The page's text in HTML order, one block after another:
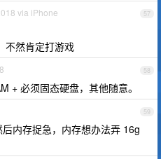
57
via iPhone
不然肯定打游戏
58
+ 必须固态硬盘，其他随意。
59
内存捉急，内存想办法弄 16g